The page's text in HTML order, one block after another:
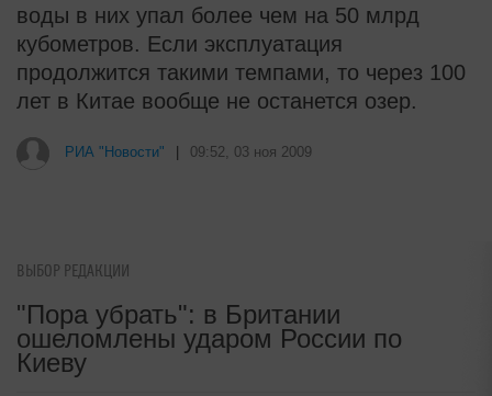
воды в них упал более чем на 50 млрд
кубометров. Если эксплуатация
продолжится такими темпами, то через 100
лет в Китае вообще не останется озер.
Смолов призвал российских
футболистов покинуть страну
ВЫБОР РЕДАКЦИИ
"Пора убрать": в Британии
ошеломлены ударом России по
Киеву